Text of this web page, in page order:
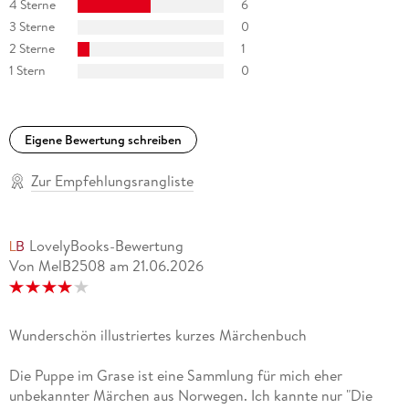
von vier Heften.
Kat Menschik
ist freie Illustratorin. Ihre Reihe Lieblingsbücher gilt als eine
der schönsten Buchreihen der Welt. Zahlreiche von ihr
Westend
und
Bücher Magazin
4 Sterne
6
3 Sterne
0
2 Sterne
1
1 Stern
0
Eigene Bewertung schreiben
Zur Empfehlungsrangliste
LovelyBooks-Bewertung
Von MelB2508 am 21.06.2026
Wunderschön illustriertes kurzes Märchenbuch
Die Puppe im Grase ist eine Sammlung für mich eher
unbekannter Märchen aus Norwegen. Ich kannte nur "Die